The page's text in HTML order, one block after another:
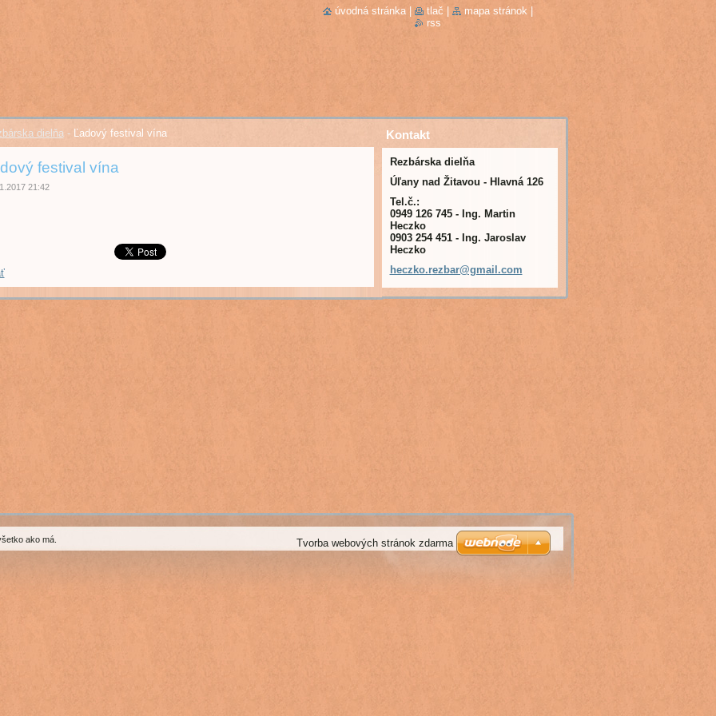
dielňa - Ľadový festival vína
festival vína
21:42
Kontakt
Rezbárska dielňa
Úľany nad Žitavou - Hlavná 126
Tel.č.:
0949 126 745 - Ing. Martin
Heczko
0903 254 451 - Ing. Jaroslav
Heczko
heczko.rezbar@gmail.com
úvodná stránka tlač mapa stránok
rss
ako má. Tvorba webových stránok zdarma